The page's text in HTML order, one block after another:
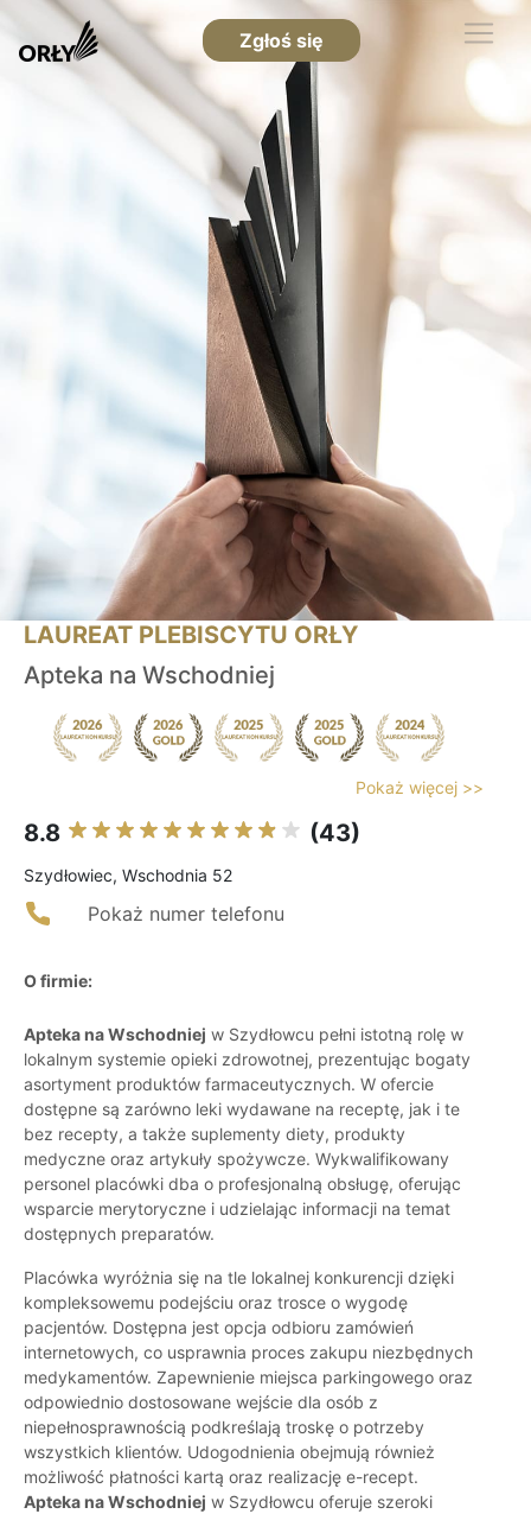
Zgłoś się
LAUREAT PLEBISCYTU ORŁY
Apteka na Wschodniej
Pokaż więcej >>
8.8 (43)
Szydłowiec, Wschodnia 52
Pokaż numer telefonu
O firmie:
Apteka na Wschodniej w Szydłowcu pełni istotną rolę w
lokalnym systemie opieki zdrowotnej, prezentując bogaty
asortyment produktów farmaceutycznych. W ofercie
dostępne są zarówno leki wydawane na receptę, jak i te
bez recepty, a także suplementy diety, produkty
medyczne oraz artykuły spożywcze. Wykwalifikowany
personel placówki dba o profesjonalną obsługę, oferując
wsparcie merytoryczne i udzielając informacji na temat
dostępnych preparatów.
Placówka wyróżnia się na tle lokalnej konkurencji dzięki
kompleksowemu podejściu oraz trosce o wygodę
pacjentów. Dostępna jest opcja odbioru zamówień
internetowych, co usprawnia proces zakupu niezbędnych
medykamentów. Zapewnienie miejsca parkingowego oraz
odpowiednio dostosowane wejście dla osób z
niepełnosprawnością podkreślają troskę o potrzeby
wszystkich klientów. Udogodnienia obejmują również
możliwość płatności kartą oraz realizację e-recept.
Apteka na Wschodniej w Szydłowcu oferuje szeroki